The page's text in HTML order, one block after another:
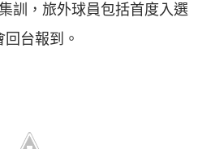
訓，旅外球員包括首度入選
台報到。